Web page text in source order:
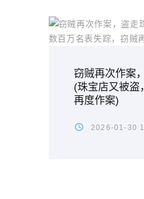
窃贼再次作案
(珠宝店又被盗
再度作案)
2026-01-30